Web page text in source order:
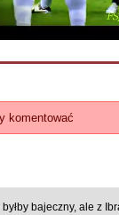
komentować
bajeczny, ale z